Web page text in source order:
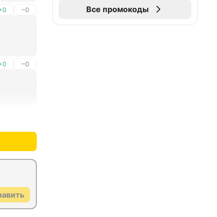
–0
–0
Все промокоды